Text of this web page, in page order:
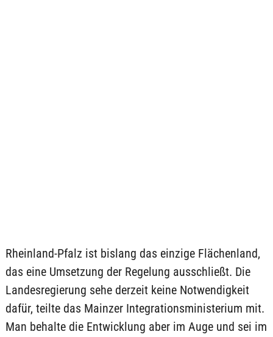
Rheinland-Pfalz ist bislang das einzige Flächenland,
das eine Umsetzung der Regelung ausschließt. Die
Landesregierung sehe derzeit keine Notwendigkeit
dafür, teilte das Mainzer Integrationsministerium mit.
Man behalte die Entwicklung aber im Auge und sei im